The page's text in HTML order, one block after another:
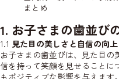
まとめ
1. お子さまの歯並び
1.1 見た目の美しさと自信の向上
お子さまの歯並びは、見た目
信を持って笑顔を見せることに
もポジティブな影響を与えま